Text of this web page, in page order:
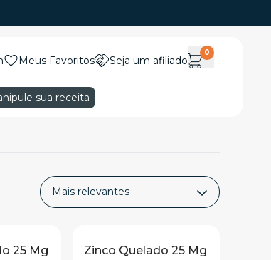
Meus Favoritos Seja um afiliado
0
sua receita
25 Mg
Zinco Quelado 25 Mg